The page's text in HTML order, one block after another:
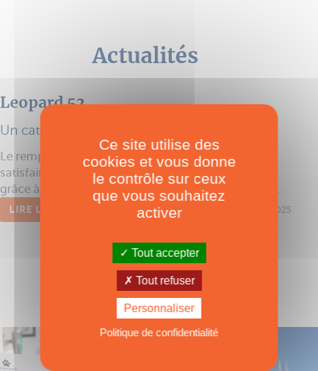
Actualités
Leopard 52
Un catamaran polyvalent avec 3 à 6 cabines
Le remplaçant du Leopard 50 a été conçu pour
satisfaire au mieux Propriétaires comme loueurs
grâce à des aménagements intégrant 3 à 6 cabines.
LIRE L'ARTICLE Publié le 13/11/2025
Ce site utilise des
cookies et vous donne
le contrôle sur ceux
que vous souhaitez
activer
Tout accepter
Tout refuser
Personnaliser
Politique de confidentialité